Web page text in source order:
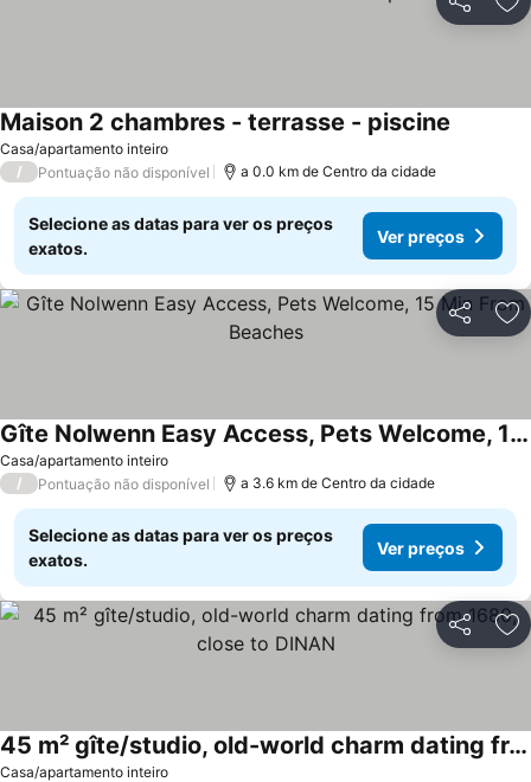
Partilhar
Casa/apartamento inteiro
Maison 2 chambres - terrasse - piscine
/ Pontuação não disponível a 0.0 km de Centro da cidade
Selecione as datas para ver os preços
exatos.
Ver preços
Partilhar
Casa/apartamento inteiro
Gîte Nolwenn Easy Access, Pets Welcome, 15 Min From Beaches
Ver preços
/ Pontuação não disponível a 3.6 km de Centro da cidade
Selecione as datas para ver os preços
exatos.
Ver preços
Partilhar
Casa/apartamento inteiro
45 m² gîte/studio, old-world charm dating from 1680, close to DINAN
Ver preços